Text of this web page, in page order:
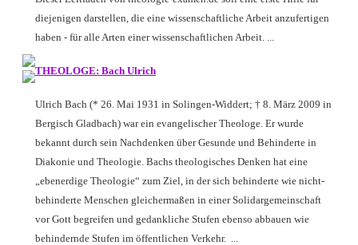
diejenigen darstellen, die eine wissenschaftliche Arbeit anzufertigen
haben - für alle Arten einer wissenschaftlichen Arbeit. ...
THEOLOGE: Bach Ulrich
Ulrich Bach (* 26. Mai 1931 in Solingen-Widdert; † 8. März 2009 in
Bergisch Gladbach) war ein evangelischer Theologe. Er wurde
bekannt durch sein Nachdenken über Gesunde und Behinderte in
Diakonie und Theologie. Bachs theologisches Denken hat eine
„ebenerdige Theologie“ zum Ziel, in der sich behinderte wie nicht-
behinderte Menschen gleichermaßen in einer Solidargemeinschaft
vor Gott begreifen und gedankliche Stufen ebenso abbauen wie
behindernde Stufen im öffentlichen Verkehr. ...